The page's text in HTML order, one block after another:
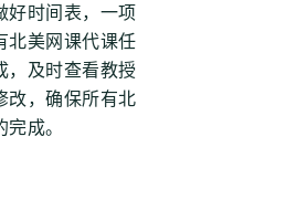
好时间表，一项
北美网课代课任
，及时查看教授
改，确保所有北
成。